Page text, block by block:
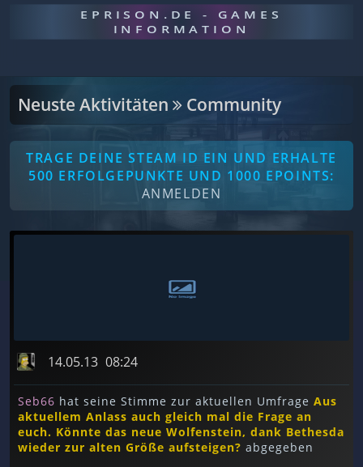
EPRISON.DE - GAMES
INFORMATION
Neuste Aktivitäten Community
TRAGE DEINE STEAM ID EIN UND ERHALTE
500 ERFOLGEPUNKTE UND 1000 EPOINTS:
ANMELDEN
14.05.13 08:24
Seb66 hat seine Stimme zur aktuellen Umfrage Aus
aktuellem Anlass auch gleich mal die Frage an
euch. Könnte das neue Wolfenstein, dank Bethesda
wieder zur alten Größe aufsteigen? abgegeben